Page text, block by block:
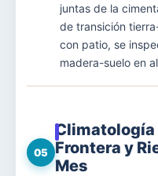
juntas de la
de transición
con patio, se
madera-suelo en
05
Climatología
Frontera y
Mes